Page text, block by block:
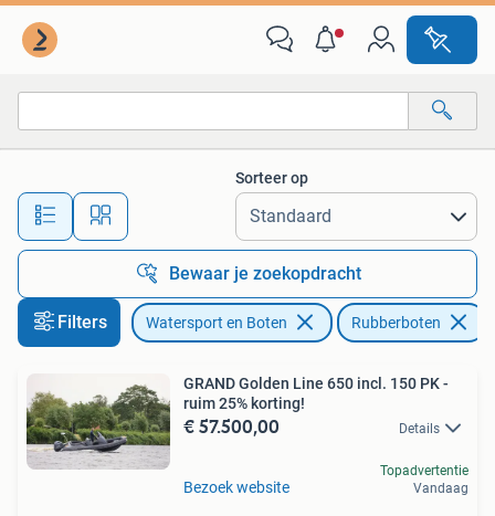
Alle afstanden…
Sorteer op
Bewaar je zoekopdracht
Filters Watersport en Boten Rubberboten
GRAND Golden Line 650 incl. 150 PK -
ruim 25% korting!
€ 57.500,00 Details
Bezoek website
Topadvertentie
Vandaag